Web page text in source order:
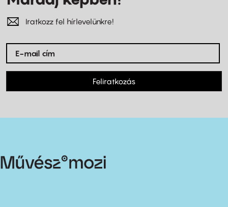
Iratkozz fel hírlevelünkre!
Feliratkozás